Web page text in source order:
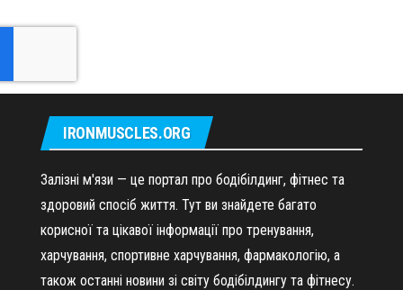
IRONMUSCLES.ORG
Залізні м'язи — це портал про бодібілдинг, фітнес та
здоровий спосіб життя. Тут ви знайдете багато
корисної та цікавої інформації про тренування,
харчування, спортивне харчування, фармакологію, а
також останні новини зі світу бодібілдингу та фітнесу.